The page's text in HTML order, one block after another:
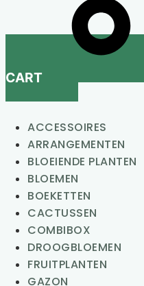
CART
ACCESSOIRES
ARRANGEMENTEN
BLOEIENDE PLANTEN
BLOEMEN
BOEKETTEN
CACTUSSEN
COMBIBOX
DROOGBLOEMEN
FRUITPLANTEN
GAZON